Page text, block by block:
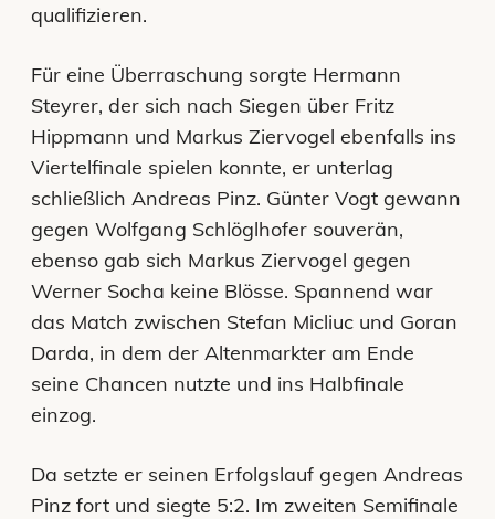
qualifizieren.
Für eine Überraschung sorgte Hermann
Steyrer, der sich nach Siegen über Fritz
Hippmann und Markus Ziervogel ebenfalls ins
Viertelfinale spielen konnte, er unterlag
schließlich Andreas Pinz. Günter Vogt gewann
gegen Wolfgang Schlöglhofer souverän,
ebenso gab sich Markus Ziervogel gegen
Werner Socha keine Blösse. Spannend war
das Match zwischen Stefan Micliuc und Goran
Darda, in dem der Altenmarkter am Ende
seine Chancen nutzte und ins Halbfinale
einzog.
Da setzte er seinen Erfolgslauf gegen Andreas
Pinz fort und siegte 5:2. Im zweiten Semifinale